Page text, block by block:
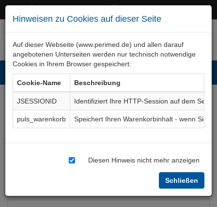
Hinweisen zu Cookies auf dieser Seite
Auf dieser Webseite (www.perimed.de) und allen darauf
angebotenen Unterseiten werden nur technisch notwendige
Cookies in Ihrem Browser gespeichert:
Cookie-Name
Beschreibung
JSESSIONID
Identifiziert Ihre HTTP-Session auf dem Server
puls_warenkorb
Speichert Ihren Warenkorbinhalt - wenn Sie
Diesen Hinweis nicht mehr anzeigen
Schließen
Schultererkrankungen,
Verletzungen, Operation
Aufklärungsbogen